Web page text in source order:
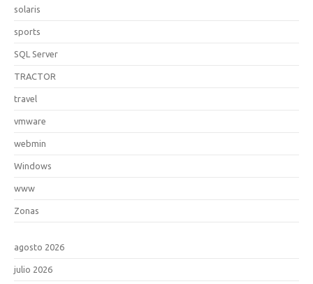
solaris
sports
SQL Server
TRACTOR
travel
vmware
webmin
Windows
www
Zonas
agosto 2026
julio 2026